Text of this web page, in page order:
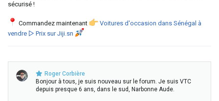
sécurisé !
Commandez maintenant
Voitures d'occasion dans Sénégal à
vendre ▷ Prix sur Jiji.sn
Roger Corbière
Bonjour à tous, je suis nouveau sur le forum. Je suis VTC
depuis presque 6 ans, dans le sud, Narbonne Aude.